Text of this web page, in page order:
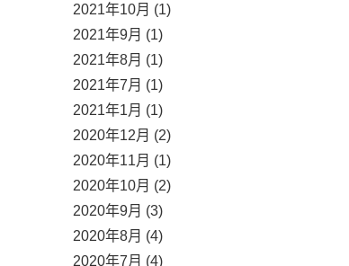
2021年10月 (1)
2021年9月 (1)
2021年8月 (1)
2021年7月 (1)
2021年1月 (1)
2020年12月 (2)
2020年11月 (1)
2020年10月 (2)
2020年9月 (3)
2020年8月 (4)
2020年7月 (4)